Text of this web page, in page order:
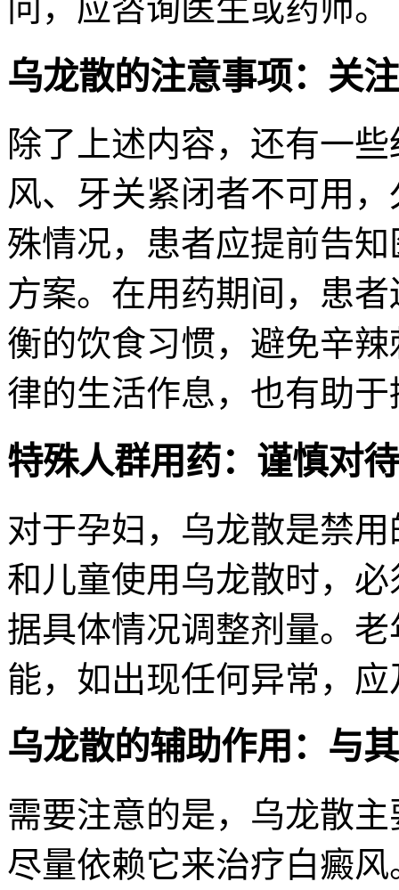
问，应咨询医生或药师。
乌龙散的注意事项：关
除了上述内容，还有一
风、牙关紧闭者不可用
殊情况，患者应提前告
方案。在用药期间，患
衡的饮食习惯，避免辛
律的生活作息，也有助
特殊人群用药：谨慎对待
对于孕妇，乌龙散是禁
和儿童使用乌龙散时，
据具体情况调整剂量。
能，如出现任何异常，
乌龙散的辅助作用：与
需要注意的是，乌龙散
尽量依赖它来治疗白癜